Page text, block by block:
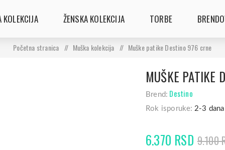
KOLEKCIJA ŽENSKA KOLEKCIJA TORBE
Početna stranica / Muška kolekcija / Muške patike Destino 976 crne
MUŠKE PATIKE
Brend: Destino
Rok isporuke: 2-3 dana
6.370 RSD 9.100